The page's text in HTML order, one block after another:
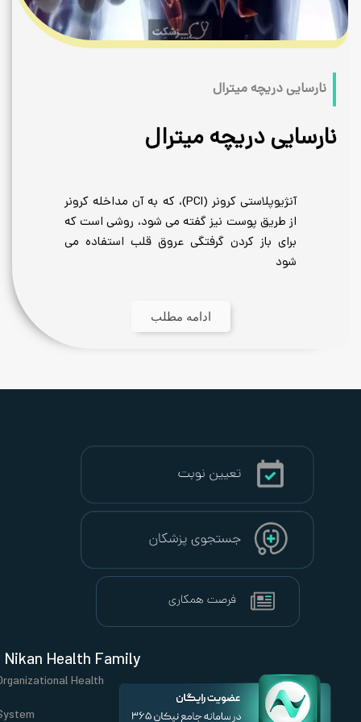
میترال
آنژیوپلاستی کرونر (PCI)، که به آن مداخله کرونر
نیز گفته می شود، روشی است که
کردن گرفتگی عروق قلب استفاده می
Nikan Health Family
Organizational Health
System